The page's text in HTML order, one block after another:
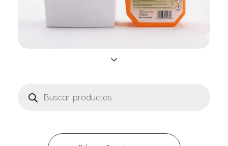
aromatización
productos